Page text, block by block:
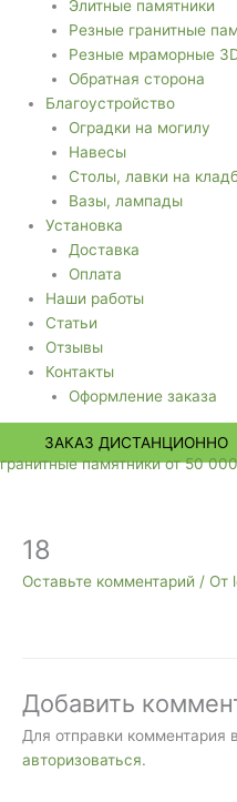
Элитные памятники
Резные гранитные
Резные мраморные
Обратная сторона
Благоустройство
Оградки на могилу
Навесы
Столы, лавки на
Вазы, лампады
Установка
Доставка
Оплата
Наши работы
Статьи
Отзывы
Контакты
Оформление заказа
ЗАКАЗ ДИСТАНЦИОННО
гранитные памятники от 50
18
Оставьте комментарий / От
Добавить
Для отправки комментария
авторизоваться.